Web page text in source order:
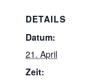
DETAILS
Datum:
21. April
Zeit: